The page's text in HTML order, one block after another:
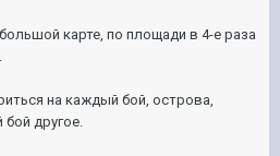
карте, по площади в 4-е раза
на каждый бой, острова,
другое.